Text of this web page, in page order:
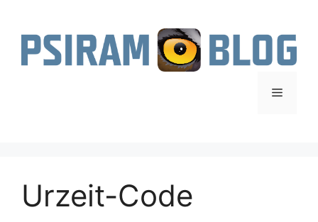
springen
Menü
Urzeit-Code